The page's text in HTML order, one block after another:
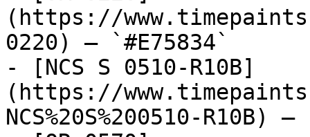
(https://
0220) — `#E75834`
- [NCS S 0510-R10B]
(https://
NCS%20S%200510-R10B)